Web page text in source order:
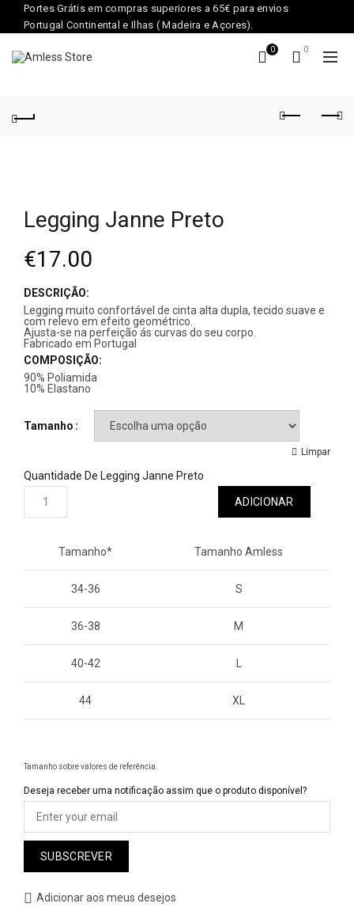
Portes Grátis em compras superiores a 65€ para envios
Portugal Continental e Ilhas ( Madeira e Açores).
0 0
Legging Janne Preto
€17.00
DESCRIÇÃO:
Legging muito confortável de cinta alta dupla, tecido suave e
com relevo em efeito geométrico.
Ajusta-se na perfeição ás curvas do seu corpo.
Fabricado em Portugal
COMPOSIÇÃO:
90% Poliamida
10% Elastano
Tamanho
Limpar
Quantidade De Legging Janne Preto
ADICIONAR
Tamanho* Tamanho Amless
34-36 S
36-38 M
40-42
44 XL
Tamanho sobre valores de referência.
Deseja receber uma notificação assim que o produto disponível?
SUBSCREVER
Adicionar aos meus desejos